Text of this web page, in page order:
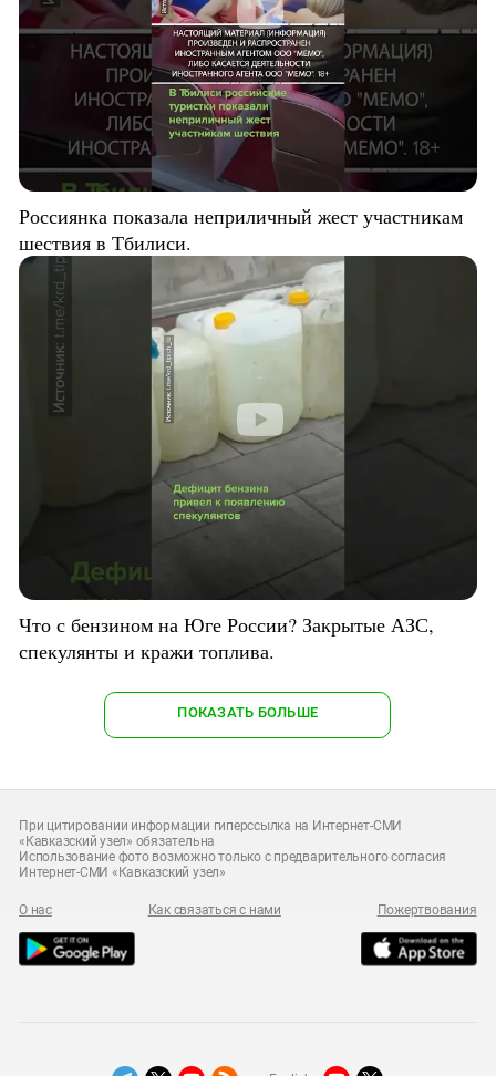
Россиянка показала неприличный жест участникам
шествия в Тбилиси.
Что с бензином на Юге России? Закрытые АЗС,
спекулянты и кражи топлива.
ПОКАЗАТЬ БОЛЬШЕ
При цитировании информации гиперссылка на Интернет-СМИ
«Кавказский узел» обязательна
Использование фото возможно только с предварительного согласия
Интернет-СМИ «Кавказский узел»
О нас Как связаться с нами Пожертвования